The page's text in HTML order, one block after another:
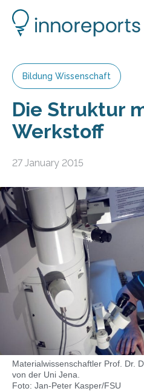
Bildung Wissenschaft
Die Struktur
Werkstoff
27 January 2015
Materialwissenschaftler Prof. Dr.
von der Uni Jena.
Foto: Jan-Peter Kasper/FSU